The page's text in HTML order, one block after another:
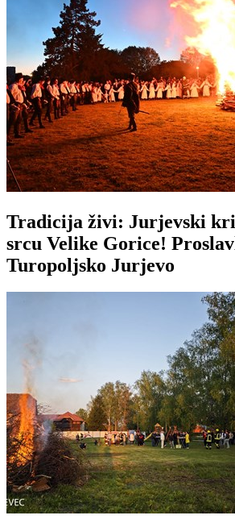
Tradicija živi: Jurjevski
srcu Velike Gorice!
Turopoljsko Jurjevo